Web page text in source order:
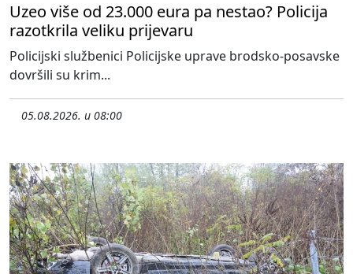
Uzeo više od 23.000 eura pa nestao? Policija
razotkrila veliku prijevaru
Policijski službenici Policijske uprave brodsko-posavske
dovršili su krim...
05.08.2026. u 08:00